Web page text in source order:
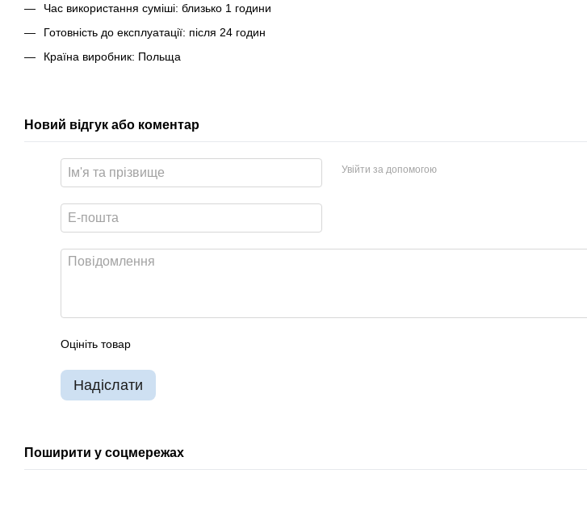
Час використання суміші: близько 1 години
Готовність до експлуатації: після 24 годин
Країна виробник: Польща
Новий відгук або коментар
Увійти за допомогою
Оцініть товар
Надіслати
Поширити у соцмережах